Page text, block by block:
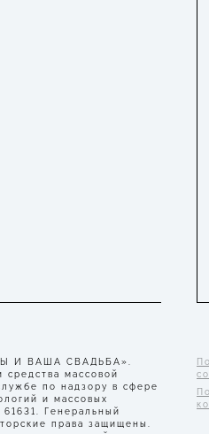
И ВАША СВАДЬБА».
средства массовой
по надзору в сфере
и массовых
Генеральный
права защищены.